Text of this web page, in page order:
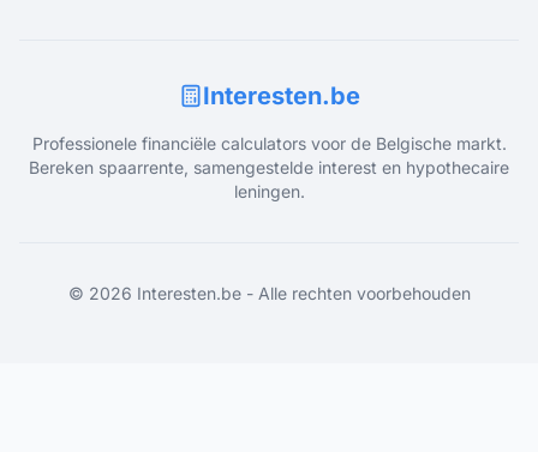
Interesten.be
Professionele financiële calculators voor de Belgische markt.
Bereken spaarrente, samengestelde interest en hypothecaire
leningen.
© 2026 Interesten.be - Alle rechten voorbehouden